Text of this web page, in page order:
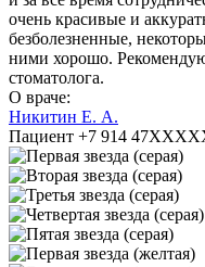
очень красивые и
безболезненные,
ними хорошо.
стоматолога.
О враче:
Никитин Е. А.
Пациент +7 914